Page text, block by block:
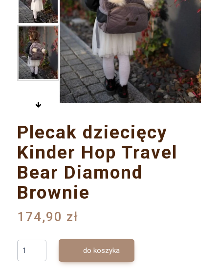

Plecak dziecięcy
Kinder Hop Travel
Bear Diamond
Brownie
174,90 zł
do koszyka